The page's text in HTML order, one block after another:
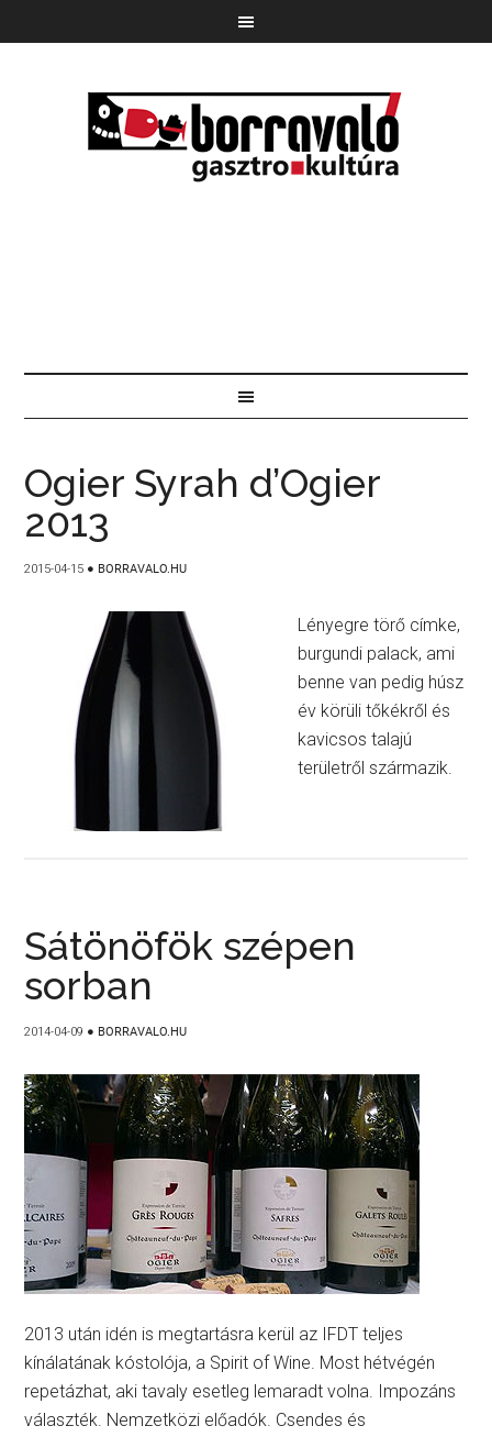
Ogier Syrah d’Ogier
2013
2015-04-15 ● BORRAVALO.HU
Lényegre törő címke,
burgundi palack, ami
benne van pedig húsz
év körüli tőkékről és
kavicsos talajú
területről származik.
Sátönöfök szépen
sorban
2014-04-09 ● BORRAVALO.HU
2013 után idén is megtartásra kerül az IFDT teljes
kínálatának kóstolója, a Spirit of Wine. Most hétvégén
repetázhat, aki tavaly esetleg lemaradt volna. Impozáns
választék. Nemzetközi előadók. Csendes és